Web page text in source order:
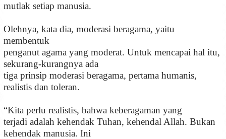
mutlak setiap manusia.
Olehnya, kata dia, moderasi beragama, yaitu
membentuk
penganut agama yang moderat. Untuk mencapai hal itu,
sekurang-kurangnya ada
tiga prinsip moderasi beragama, pertama humanis,
realistis dan toleran.
“Kita perlu realistis, bahwa keberagaman yang
terjadi adalah kehendak Tuhan, kehendal Allah. Bukan
kehendak manusia. Ini